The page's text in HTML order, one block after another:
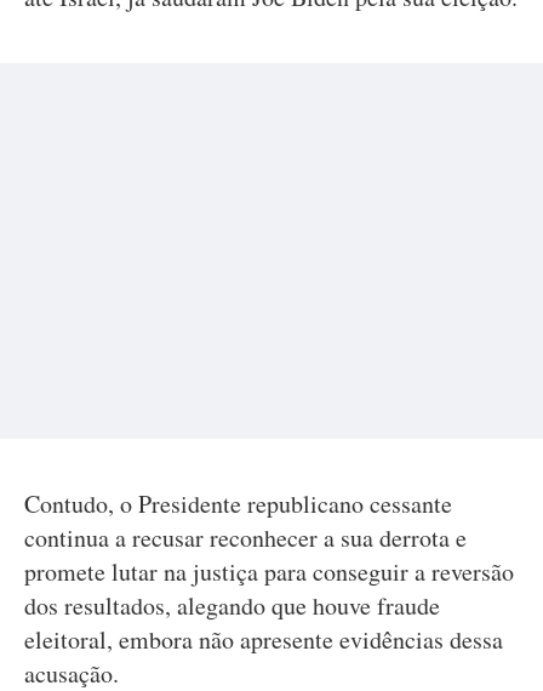
Contudo, o Presidente republicano cessante
continua a recusar reconhecer a sua derrota e
promete lutar na justiça para conseguir a reversão
dos resultados, alegando que houve fraude
eleitoral, embora não apresente evidências dessa
acusação.